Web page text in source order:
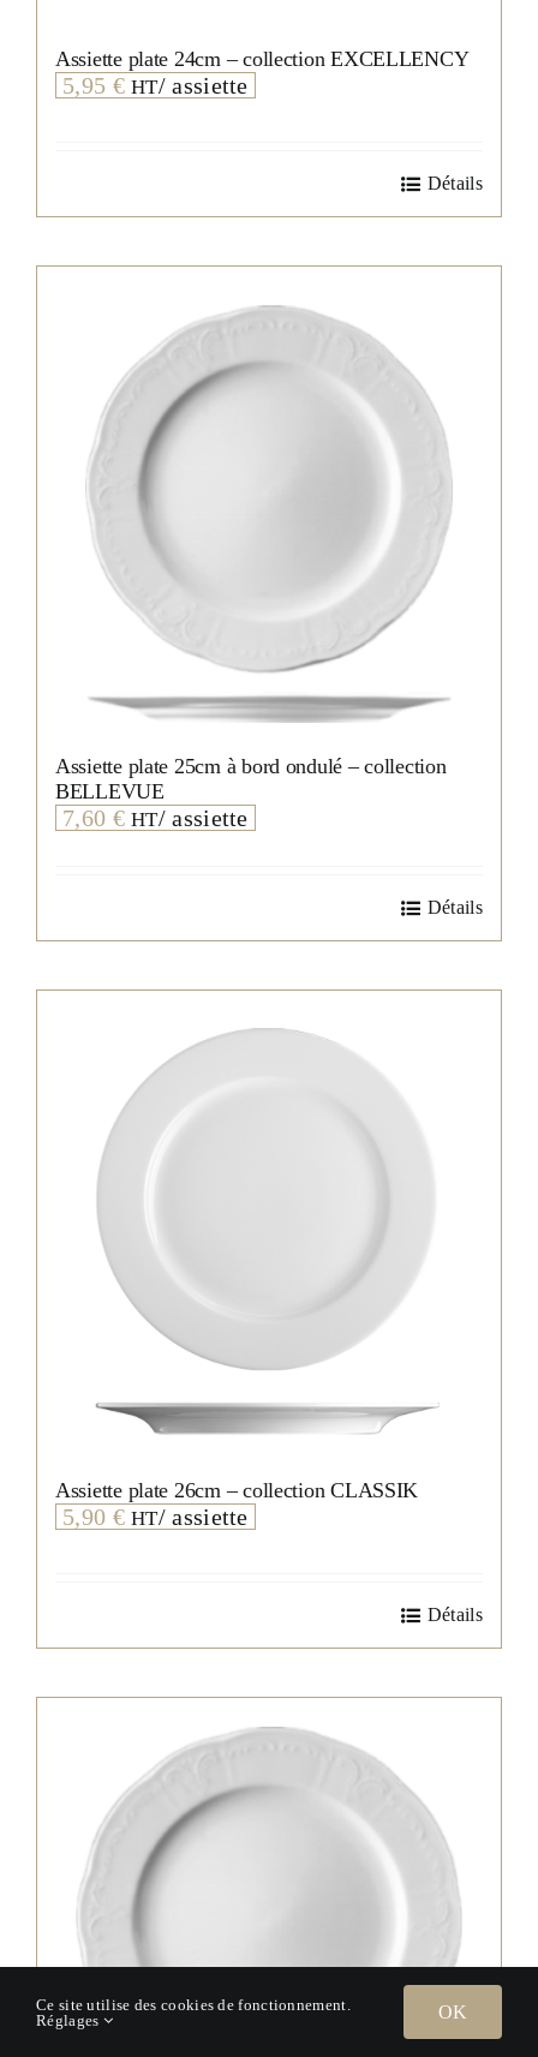
Assiette plate 24cm – collection EXCELLENCY
5,95 € HT/ assiette
Détails
Assiette plate 25cm à bord ondulé – collection
BELLEVUE
7,60 € HT/ assiette
Détails
Assiette plate 26cm – collection CLASSIK
5,90 € HT/ assiette
Détails
Ce site utilise des cookies de fonctionnement.
Réglages
OK